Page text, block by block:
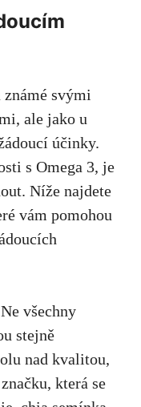
svými
ale jako u
účinky.
s Omega 3,⁤ je
Níže ⁤najdete
vám‌ pomohou
‌všechny
stejně‌
nad kvalitou,
která se